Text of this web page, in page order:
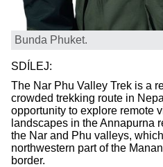
Bunda Phuket.
SDÍLEJ:
The Nar Phu Valley Trek is a
crowded trekking route in
opportunity to explore remote
landscapes in the Annapurna
the Nar and Phu valleys,
northwestern part of the
border.